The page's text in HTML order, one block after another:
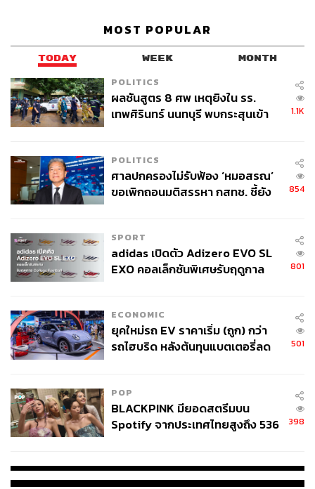
MOST POPULAR
TODAY WEEK MONTH
POLITICS
ผลชันสูตร 8 ศพ เหตุยิงใน รร.
เทพศิรินทร์ นนทบุรี พบกระสุนเข้า
1.1K
POLITICS
ศาลปกครองไม่รับฟ้อง ‘หมอสรณ’
ขอเพิกถอนมติสรรหา กสทช. ชี้ยัง
854
SPORT
adidas เปิดตัว Adizero EVO SL
EXO คอลเล็กชันพิเศษรับฤดูกาล
801
ECONOMIC
ยุคใหม่รถ EV ราคาเริ่ม (ถูก) กว่า
รถไฮบริด หลังต้นทุนแบตเตอรี่ลด
501
POP
BLACKPINK มียอดสตรีมบน
Spotify จากประเทศไทยสูงถึง 536
398